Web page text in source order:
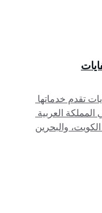
تقدم خدماتها
المملكة العربية
والبحرين